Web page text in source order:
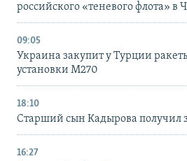
российского «теневого флота» в
09:05
Украина закупит у Турции
установки M270
18:10
Старший сын Кадырова получил
16:27